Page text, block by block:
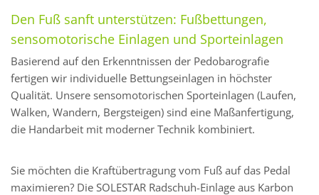
Den Fuß sanft unterstützen: Fußbettungen,
sensomotorische Einlagen und Sporteinlagen
Basierend auf den Erkenntnissen der Pedobarografie
fertigen wir individuelle Bettungseinlagen in höchster
Qualität. Unsere sensomotorischen Sporteinlagen (Laufen,
Walken, Wandern, Bergsteigen) sind eine Maßanfertigung,
die Handarbeit mit moderner Technik kombiniert.
Sie möchten die Kraftübertragung vom Fuß auf das Pedal
maximieren? Die SOLESTAR Radschuh-Einlage aus Karbon